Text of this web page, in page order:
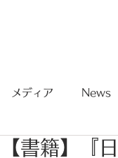
メディア News
【書籍】『